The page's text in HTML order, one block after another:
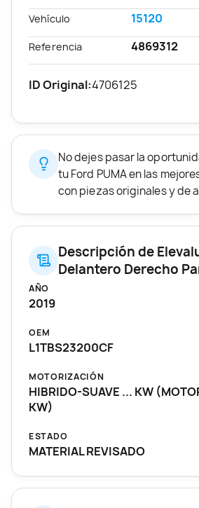
Vehículo 15120
Referencia 4869312
ID Original:4706125
No dejes pasar la
tu Ford PUMA en las
con piezas originales y de
Descripción de
Delantero Derecho
AÑO
2019
OEM
L1TBS23200CF
MOTORIZACIÓN
HIBRIDO-SUAVE ... KW
KW)
ESTADO
MATERIAL REVISADO